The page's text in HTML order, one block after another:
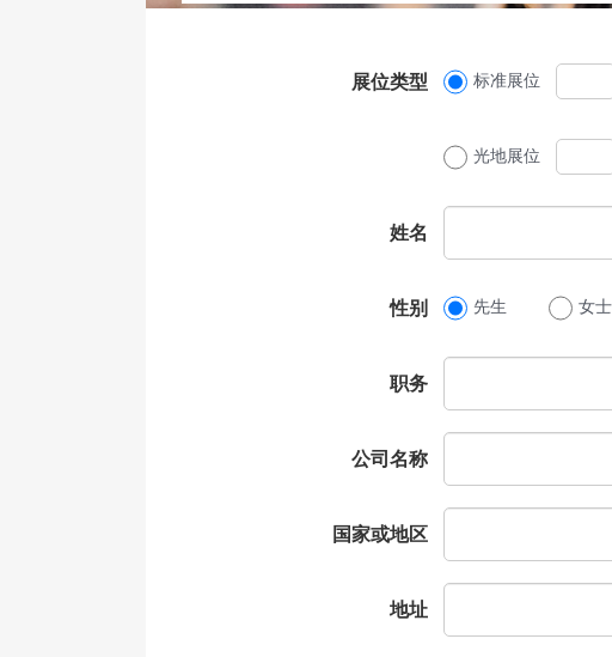
展位类型 标准展位
光地展位
姓名
性别 先生 女士
职务
公司名称
国家或地区
地址